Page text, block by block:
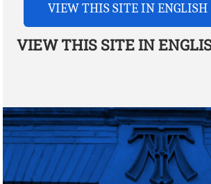
VIEW THIS SITE IN ENGLISH
VIEW THIS SITE IN